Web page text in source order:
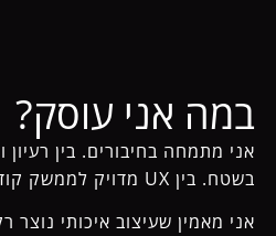
במה אני עוסק?
אני מתמחה בחיבורים. בין רעיון
בשטח. בין UX מדויק לממשק קוד. בין קונספט שיווקי לעיצוב שהוא גם יפה, גם חכם וגם עובד.
אני מאמין שעיצוב איכותי